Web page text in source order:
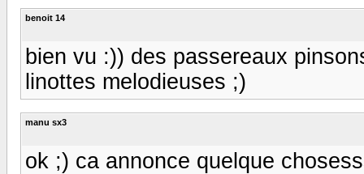
benoit 14
bien vu :)) des passereaux
linottes melodieuses ;)
manu sx3
ok ;) ca annonce quelque